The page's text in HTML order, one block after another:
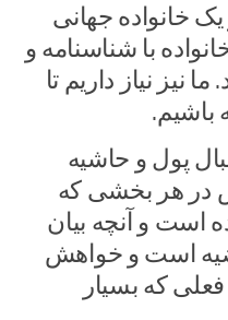
یک خانواده جهانی
با شناسنامه و
نیاز داریم تا
باشیم.
پول و حاشیه
در هر بخشی که
است و آنچه بیان
است و خواهش
که بسیار